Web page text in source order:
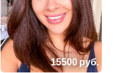
15500руб.